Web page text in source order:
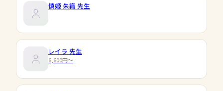
慎姫 朱織 先生
レイラ 先生
6,600円〜